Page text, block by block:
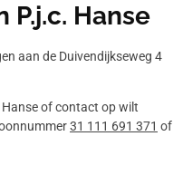
Hanse
aan de Duivendijkseweg 4
of contact op wilt
31 111 691 371 of